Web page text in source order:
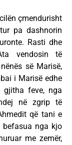
çmendurisht
pa dashnorin
Rasti dhe
vendosin të
së Marisë,
i Marisë edhe
feve, nga
në zgrip të
që tani e
befasua nga kjo
me zemër,